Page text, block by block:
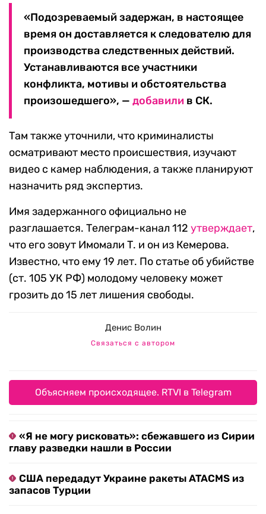
«Подозреваемый задержан, в настоящее
время он доставляется к следователю для
производства следственных действий.
Устанавливаются все участники
конфликта, мотивы и обстоятельства
произошедшего», — добавили в СК.
Там также уточнили, что криминалисты
осматривают место происшествия, изучают
видео с камер наблюдения, а также планируют
назначить ряд экспертиз.
Имя задержанного официально не
разглашается. Телеграм-канал 112 утверждает,
что его зовут Имомали Т. и он из Кемерова.
Известно, что ему 19 лет. По статье об убийстве
(ст. 105 УК РФ) молодому человеку может
грозить до 15 лет лишения свободы.
Денис Волин
Связаться с автором
Объясняем происходящее. RTVI в Telegram
«Я не могу рисковать»: сбежавшего из Сирии
главу разведки нашли в России
США передадут Украине ракеты ATACMS из
запасов Турции